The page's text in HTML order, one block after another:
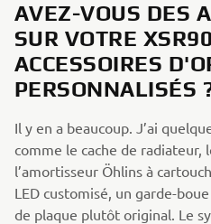
AVEZ-VOUS DES
SUR VOTRE
ACCESSOIRES
PERSONNALISÉS
Il y en a beaucoup. J’ai
comme le cache de radiateur,
l’amortisseur Öhlins à
LED customisé, un garde-
de plaque plutôt original. Le